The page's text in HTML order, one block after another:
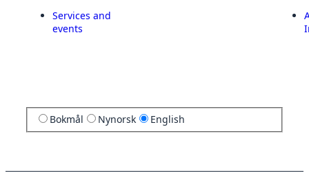
Services and
events
Bokmål Nynorsk English